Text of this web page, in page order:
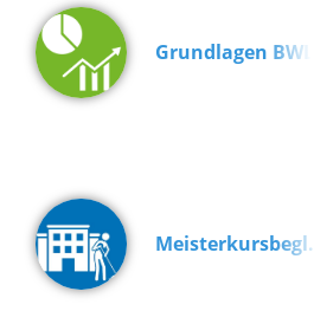
Grundlagen BWL
Meisterkursbegl…